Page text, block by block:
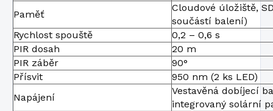
Paměť
Cloudové úložiště,
součástí balení)
Rychlost spouště
0,2 – 0,6 s
PIR dosah
20 m
PIR záběr
90°
Přísvit
950 nm (2 ks LED)
Napájení
Vestavěná dobíjecí
integrovaný solární